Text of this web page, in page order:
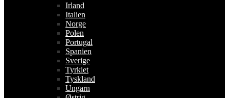
Irland
Italien
Norge
Polen
Portugal
Spanien
Sverige
Tyrkiet
Tyskland
Ungarn